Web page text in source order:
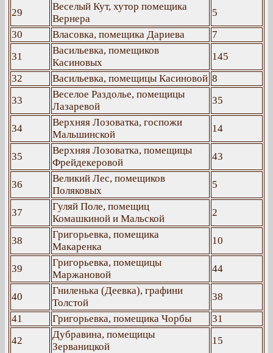
29
Веселый Кут, хутор помещика
Вернера
5
30
Власовка, помещика Дариева
7
31
Васильевка, помещиков
Касиновых
145
32
Васильевка, помещицы Касиновой 8
33
Веселое Раздолье, помещицы
Лазаревой
35
34
Верхняя Лозоватка, госпожи
Мальшинской
14
35
Верхняя Лозоватка, помещицы
Фрейдекеровой
43
36
Великий Лес, помещиков
Поляковых
5
37
Гуляй Поле, помещиц
Комашкиной и Мальской
2
38
Григорьевка, помещика
Макаренка
10
39
Григорьевка, помещицы
Маржановой
44
40
Гниленька (Деевка), графини
Толстой
38
41
Григорьевка, помещика Чорбы
31
42
Дубравина, помещицы
Зерваницкой
15